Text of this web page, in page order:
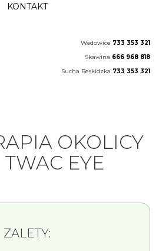
KONTAKT
Wadowice 733 353 321
Skawina 666 968 818
Sucha Beskidzka 733 353 321
OKOLICY
EYE
ZALETY: